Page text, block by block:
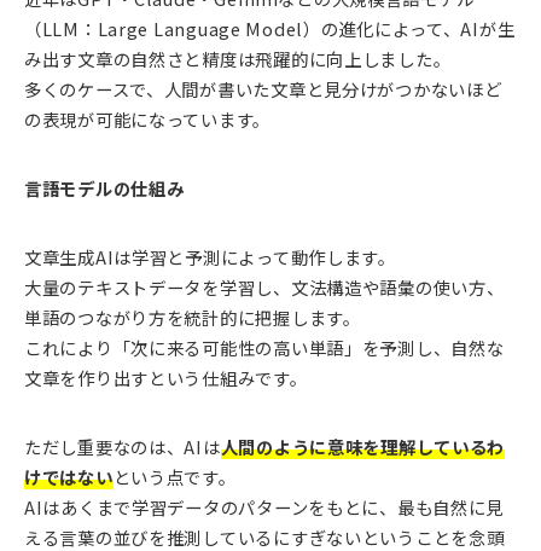
（LLM：Large Language Model）の進化によって、AIが生
み出す文章の自然さと精度は飛躍的に向上しました。
多くのケースで、人間が書いた文章と見分けがつかないほど
の表現が可能になっています。
言語モデルの仕組み
文章生成AIは学習と予測によって動作します。
大量のテキストデータを学習し、文法構造や語彙の使い方、
単語のつながり方を統計的に把握します。
これにより「次に来る可能性の高い単語」を予測し、自然な
文章を作り出すという仕組みです。
ただし重要なのは、AIは人間のように意味を理解しているわ
けではないという点です。
AIはあくまで学習データのパターンをもとに、最も自然に見
える言葉の並びを推測しているにすぎないということを念頭